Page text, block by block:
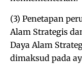
(3) Penetapan
Alam Strategis
Daya Alam
dimaksud pada